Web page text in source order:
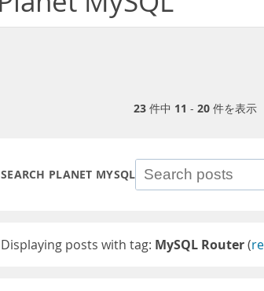
23件中 11 - 20件を表示
SEARCH PLANET MYSQL
Displaying posts with tag: MySQL Router(